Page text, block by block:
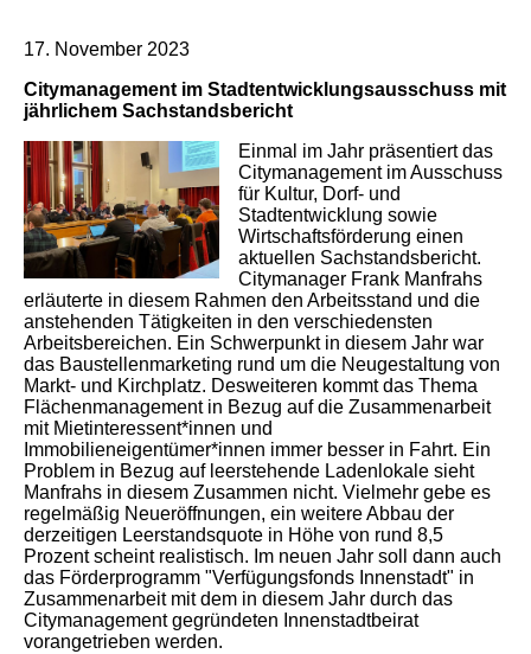
17. November 2023
Citymanagement im Stadtentwicklungsausschuss mit
jährlichem Sachstandsbericht
Einmal im Jahr präsentiert das
Citymanagement im Ausschuss
für Kultur, Dorf- und
Stadtentwicklung sowie
Wirtschaftsförderung einen
aktuellen Sachstandsbericht.
Citymanager Frank Manfrahs
erläuterte in diesem Rahmen den Arbeitsstand und die
anstehenden Tätigkeiten in den verschiedensten
Arbeitsbereichen. Ein Schwerpunkt in diesem Jahr war
das Baustellenmarketing rund um die Neugestaltung von
Markt- und Kirchplatz. Desweiteren kommt das Thema
Flächenmanagement in Bezug auf die Zusammenarbeit
mit Mietinteressent*innen und
Immobilieneigentümer*innen immer besser in Fahrt. Ein
Problem in Bezug auf leerstehende Ladenlokale sieht
Manfrahs in diesem Zusammen nicht. Vielmehr gebe es
regelmäßig Neueröffnungen, ein weitere Abbau der
derzeitigen Leerstandsquote in Höhe von rund 8,5
Prozent scheint realistisch. Im neuen Jahr soll dann auch
das Förderprogramm "Verfügungsfonds Innenstadt" in
Zusammenarbeit mit dem in diesem Jahr durch das
Citymanagement gegründeten Innenstadtbeirat
vorangetrieben werden.